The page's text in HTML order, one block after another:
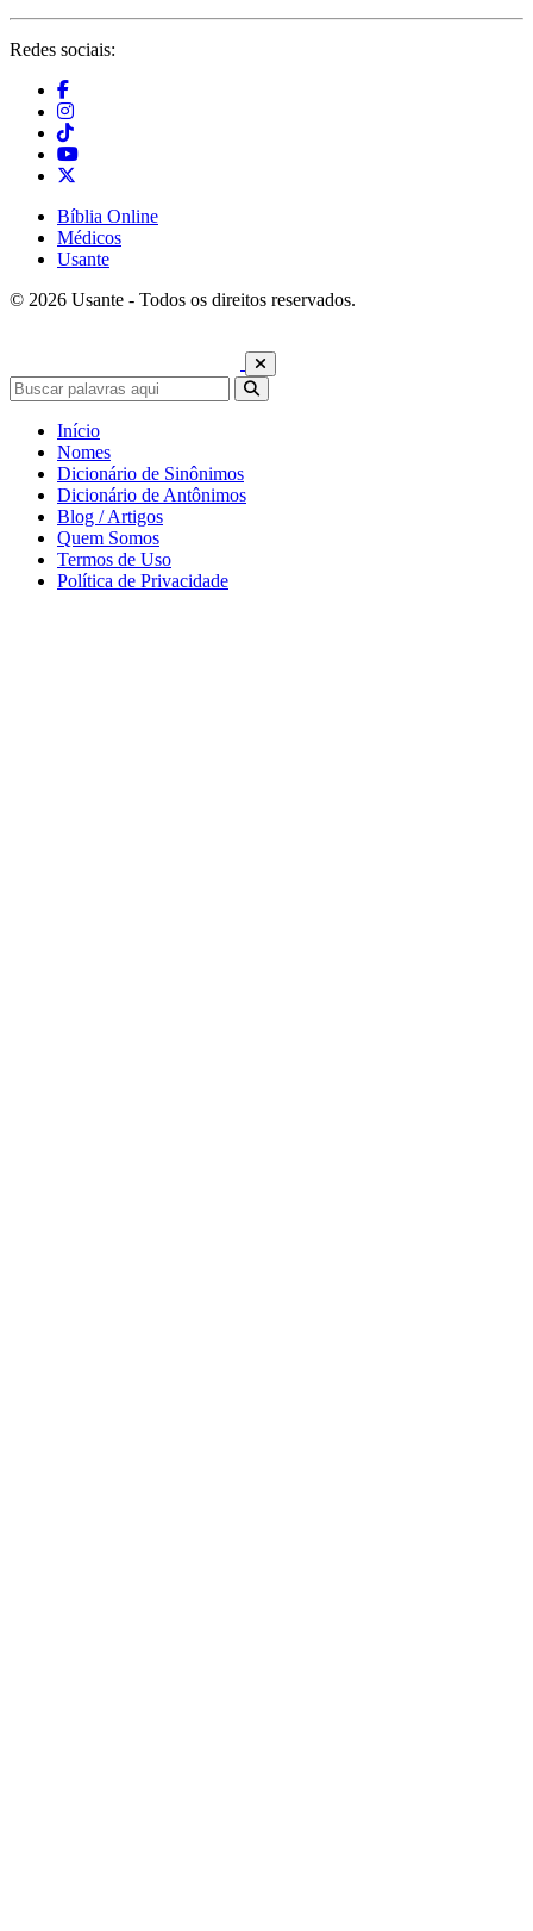
Redes sociais:
Bíblia Online
Médicos
Usante
© 2026 Usante - Todos os direitos reservados.
Início
Nomes
Dicionário de Sinônimos
Dicionário de Antônimos
Blog / Artigos
Quem Somos
Termos de Uso
Política de Privacidade